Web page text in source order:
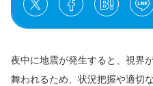
夜中に地震が発生すると、視界
舞われるため、状況把握や適切